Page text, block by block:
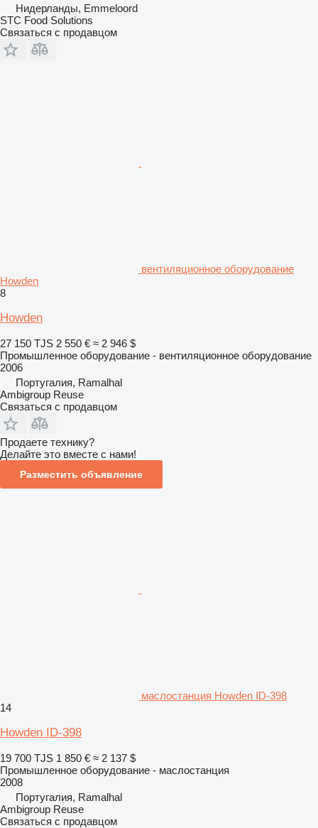
Нидерланды, Emmeloord
STC Food Solutions
Связаться с продавцом
вентиляционное оборудование
Howden
8
Howden
27 150 TJS 2 550 € ≈ 2 946 $
Промышленное оборудование - вентиляционное оборудование
2006
Португалия, Ramalhal
Ambigroup Reuse
Связаться с продавцом
Продаете технику?
Делайте это вместе с нами!
Разместить объявление
маслостанция Howden ID-398
14
Howden ID-398
19 700 TJS 1 850 € ≈ 2 137 $
Промышленное оборудование - маслостанция
2008
Португалия, Ramalhal
Ambigroup Reuse
Связаться с продавцом